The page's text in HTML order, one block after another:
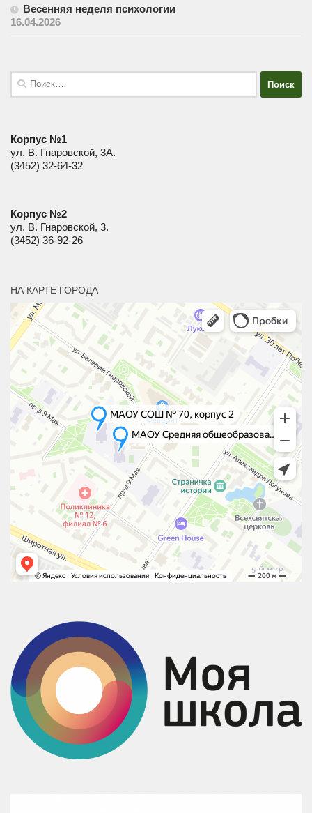
Весенняя неделя психологии
16.04.2026
Найти:
Корпус №1
ул. В. Гнаровской, 3А.
(3452) 32-64-32
Корпус №2
ул. В. Гнаровской, 3.
(3452) 36-92-26
НА КАРТЕ ГОРОДА